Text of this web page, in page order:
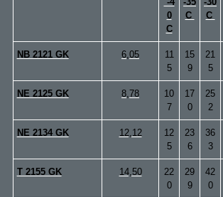
0
C
С
C
NB 2121 GK 6,05
11
5
15
9
21
5
NE 2125 GK 8,78
10
7
17
0
25
2
NE 2134 GK 12,12
12
5
23
6
36
3
T 2155 GK 14,50
22
0
29
9
42
0